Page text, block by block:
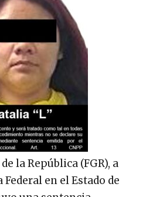
la República (FGR), a
en el Estado de